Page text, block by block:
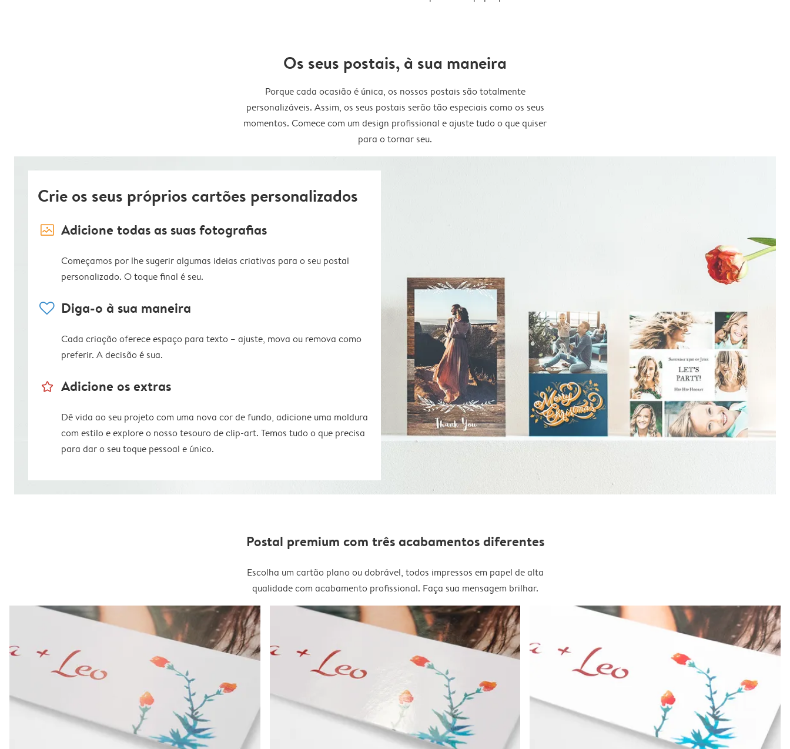
Os seus postais, à sua maneira
Porque cada ocasião é única, os nossos postais são totalmente
personalizáveis. Assim, os seus postais serão tão especiais como os seus
momentos. Comece com um design profissional e ajuste tudo o que quiser
para o tornar seu.
Crie os seus próprios cartões personalizados
image_placeholder Adicione todas as suas fotografias
Começamos por lhe sugerir algumas ideias criativas para o seu postal
personalizado. O toque final é seu.
heart Diga-o à sua maneira
Cada criação oferece espaço para texto – ajuste, mova ou remova como
preferir. A decisão é sua.
star_outline Adicione os extras
Dê vida ao seu projeto com uma nova cor de fundo, adicione uma moldura
com estilo e explore o nosso tesouro de clip-art. Temos tudo o que precisa
para dar o seu toque pessoal e único.
Postal premium com três acabamentos diferentes
Escolha um cartão plano ou dobrável, todos impressos em papel de alta
qualidade com acabamento profissional. Faça sua mensagem brilhar.